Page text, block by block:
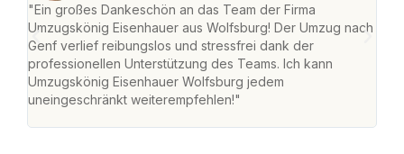
"Ein großes Dankeschön an das Team der Firma
Umzugskönig Eisenhauer aus Wolfsburg! Der Umzug nach
Genf verlief reibungslos und stressfrei dank der
professionellen Unterstützung des Teams. Ich kann
Umzugskönig Eisenhauer Wolfsburg jedem
uneingeschränkt weiterempfehlen!"